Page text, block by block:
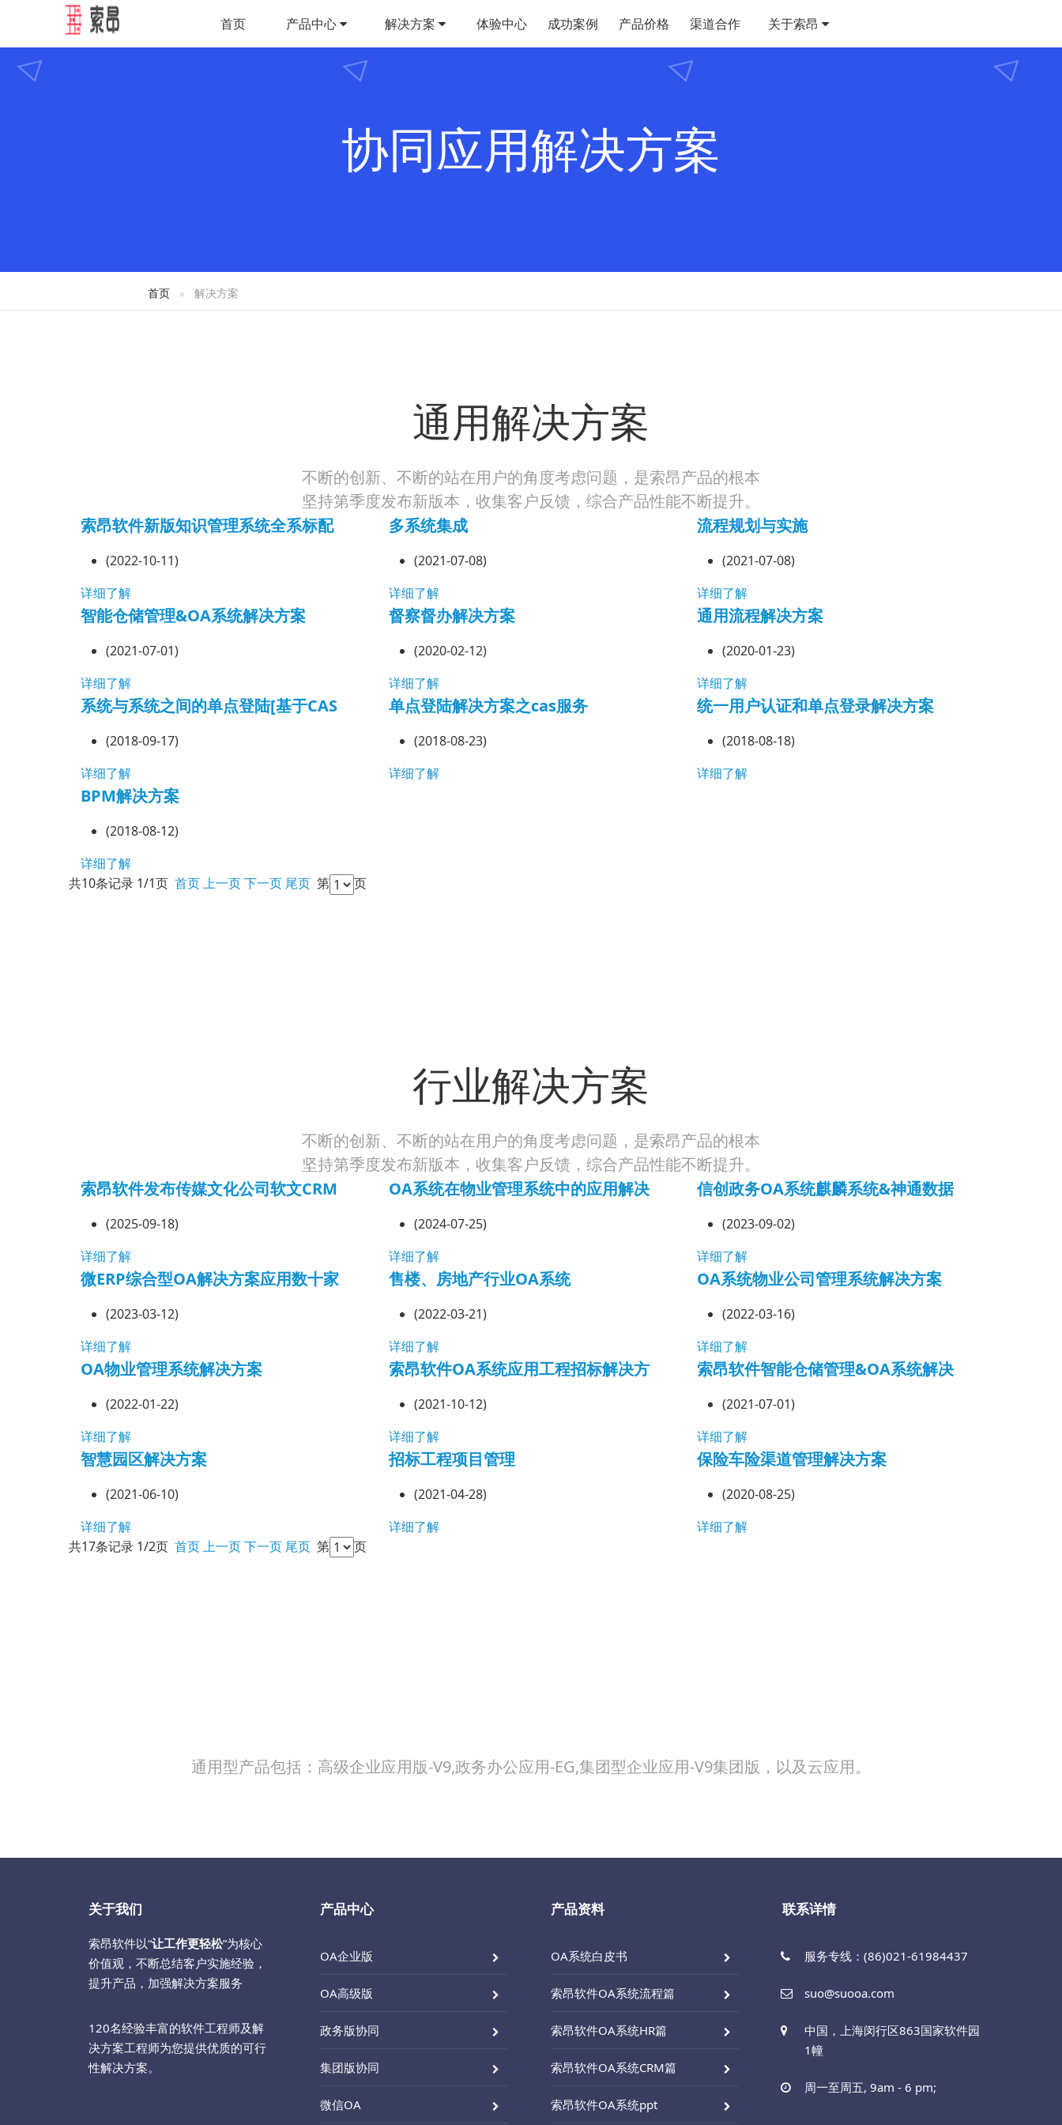
首页 产品中心 解决方案 体验中心 成功案例 产品价格 渠道合作 关于索昂
协同应用解决方案
首页 解决方案
通用解决方案
不断的创新、不断的站在用户的角度考虑问题，是索昂产品的根本
坚持第季度发布新版本，收集客户反馈，综合产品性能不断提升。
索昂软件新版知识管理系统全系标配
(2022-10-11)
详细了解
多系统集成
(2021-07-08)
详细了解
流程规划与实施
(2021-07-08)
详细了解
智能仓储管理&OA系统解决方案
(2021-07-01)
详细了解
督察督办解决方案
(2020-02-12)
详细了解
通用流程解决方案
(2020-01-23)
详细了解
系统与系统之间的单点登陆[基于CAS
(2018-09-17)
详细了解
单点登陆解决方案之cas服务
(2018-08-23)
详细了解
统一用户认证和单点登录解决方案
(2018-08-18)
详细了解
BPM解决方案
(2018-08-12)
详细了解
共10条记录 1/1页 首页上一页下一页 尾页 第 页
行业解决方案
不断的创新、不断的站在用户的角度考虑问题，是索昂产品的根本
坚持第季度发布新版本，收集客户反馈，综合产品性能不断提升。
索昂软件发布传媒文化公司软文CRM
(2025-09-18)
详细了解
OA系统在物业管理系统中的应用解决
(2024-07-25)
详细了解
信创政务OA系统麒麟系统&神通数据
(2023-09-02)
详细了解
微ERP综合型OA解决方案应用数十家
(2023-03-12)
详细了解
售楼、房地产行业OA系统
(2022-03-21)
详细了解
OA系统物业公司管理系统解决方案
(2022-03-16)
详细了解
OA物业管理系统解决方案
(2022-01-22)
详细了解
索昂软件OA系统应用工程招标解决方
(2021-10-12)
详细了解
索昂软件智能仓储管理&OA系统解决
(2021-07-01)
详细了解
智慧园区解决方案
(2021-06-10)
详细了解
招标工程项目管理
(2021-04-28)
详细了解
保险车险渠道管理解决方案
(2020-08-25)
详细了解
共17条记录 1/2页 首页上一页下一页 尾页 第 页
通用型产品包括：高级企业应用版-V9,政务办公应用-EG,集团型企业应用-V9集团版，以及云应用。
关于我们
索昂软件以“让工作更轻松”为核心
价值观，不断总结客户实施经验，
提升产品，加强解决方案服务
120名经验丰富的软件工程师及解
决方案工程师为您提供优质的可行
性解决方案。
产品中心
OA企业版
OA高级版
政务版协同
集团版协同
微信OA
产品资料
OA系统白皮书
索昂软件OA系统流程篇
索昂软件OA系统HR篇
索昂软件OA系统CRM篇
索昂软件OA系统ppt
联系详情
服务专线：(86)021-61984437
suo@suooa.com
中国，上海闵行区863国家软件园
1幢
周一至周五, 9am - 6 pm;